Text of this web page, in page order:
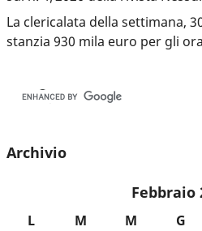
La clericalata della settimana,
stanzia 930 mila euro per gli
Archivio
Febbraio
L M M G